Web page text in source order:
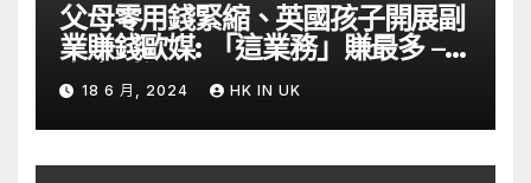
父母零用錢緊縮、英國孩子開展副
業賺錢歐媒: 「這業務」賺最多 –
自由財經
18 6 月, 2024 HK IN UK